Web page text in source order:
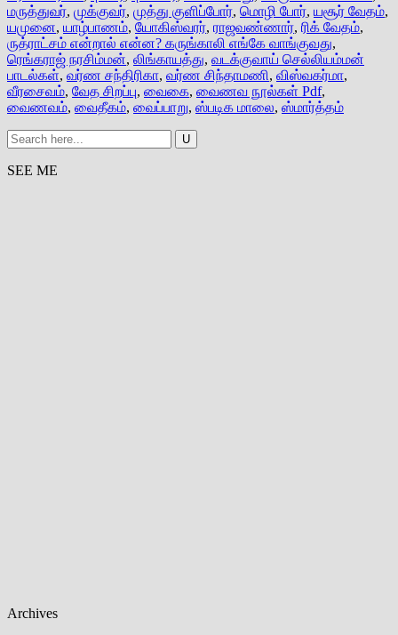
மருத்துவர், முக்குவர், முத்து குளிப்போர், மொழி போர், யசூர் வேதம்,
யமுனை, யாழ்பாணம், யோகிஸ்வரர், ராஜவண்ணார், ரிக் வேதம்,
ருத்ராட்சம் என்றால் என்ன? கருங்காலி எங்கே வாங்குவது,
ரெங்கராஜ் நரசிம்மன், லிங்காயத்து, வடக்குவாய் செல்லியம்மன்
பாடல்கள், வர்ண சந்திரிகா, வர்ண சிந்தாமணி, விஸ்வகர்மா,
வீரசைவம், வேத சிறப்பு, வைகை, வைணவ நூல்கள் Pdf,
வைணவம், வைதீகம், வைப்பாறு, ஸ்படிக மாலை, ஸ்மார்த்தம்
SEE ME
Archives